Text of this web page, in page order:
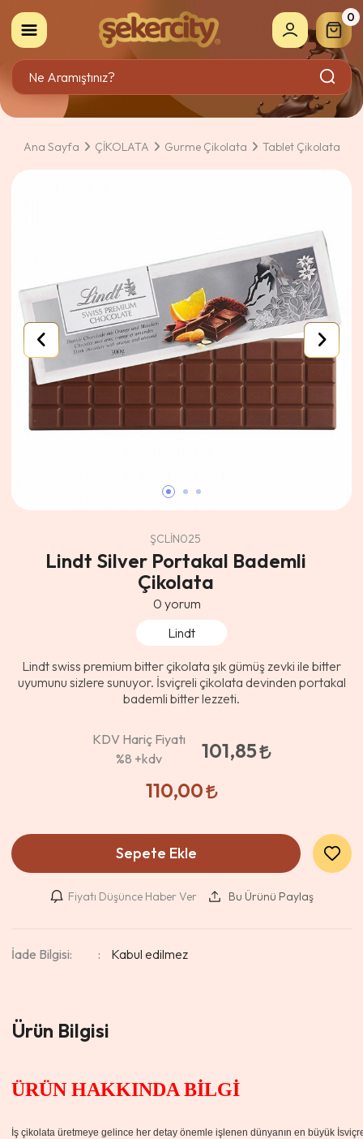
0
Ana Sayfa ÇİKOLATA Gurme Çikolata Tablet Çikolata
ŞCLİN025
Lindt Silver Portakal Bademli
Çikolata
0 yorum
Lindt
Lindt swiss premium bitter çikolata şık gümüş zevki ile bitter
uyumunu sizlere sunuyor. İsviçreli çikolata devinden portakal
bademli bitter lezzeti.
KDV Hariç Fiyatı
%8 +kdv
101,85
110,00
Sepete Ekle
Fiyatı Düşünce Haber Ver Bu Ürünü Paylaş
İade Bilgisi:
Ürün Bilgisi
ÜRÜN HAKKINDA BİLGİ
İş çikolata üretmeye gelince her detay önemle işlenen dünyanın en büyük